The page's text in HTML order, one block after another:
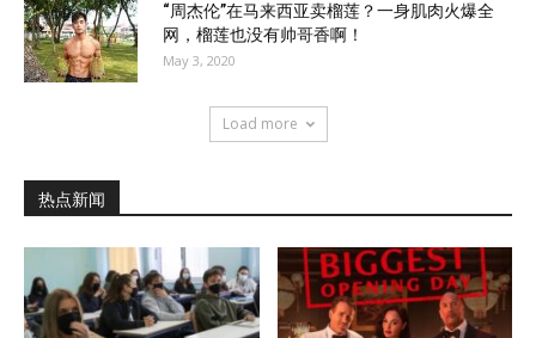
“周杰伦”在马来西亚卖榴莲？一身肌肉火爆全
网，榴莲也没有帅哥香啊！
May 3, 2020
Load more
热点新闻